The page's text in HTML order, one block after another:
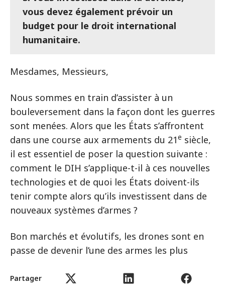
Partager
vous devez également prévoir un
budget pour le droit international
humanitaire.
Mesdames, Messieurs,
Nous sommes en train d’assister à un
bouleversement dans la façon dont les guerres
sont menées. Alors que les États s’affrontent
dans une course aux armements du 21e siècle,
il est essentiel de poser la question suivante :
comment le DIH s’applique-t-il à ces nouvelles
technologies et de quoi les États doivent-ils
tenir compte alors qu’ils investissent dans de
nouveaux systèmes d’armes ?
Bon marchés et évolutifs, les drones sont en
passe de devenir l’une des armes les plus
utilisation généralisée transforme les lignes de